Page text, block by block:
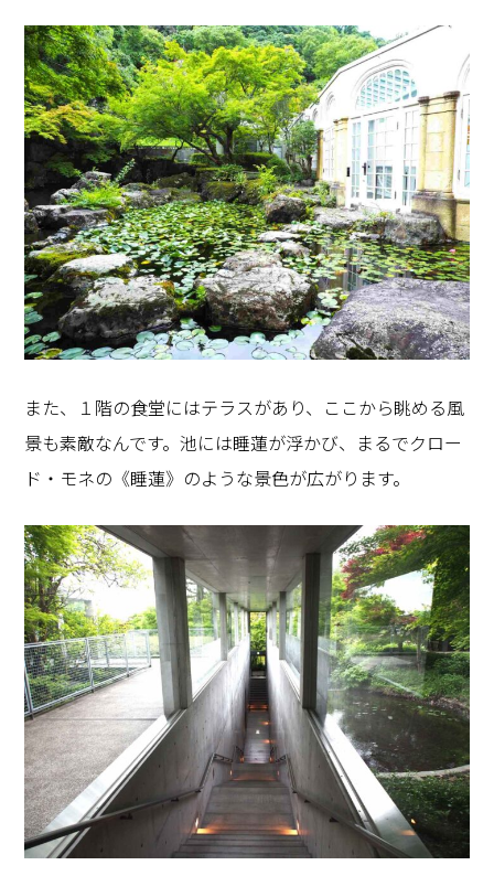
また、１階の食堂にはテラスがあり、ここから眺める風
景も素敵なんです。池には睡蓮が浮かび、まるでクロー
ド・モネの《睡蓮》のような景色が広がります。